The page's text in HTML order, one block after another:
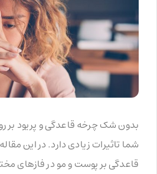
بدون شک چرخه قاعدگی و پریود بر
شما تاثیرات زیادی دارد. در این
قاعدگی بر پوست و مو در فازهای